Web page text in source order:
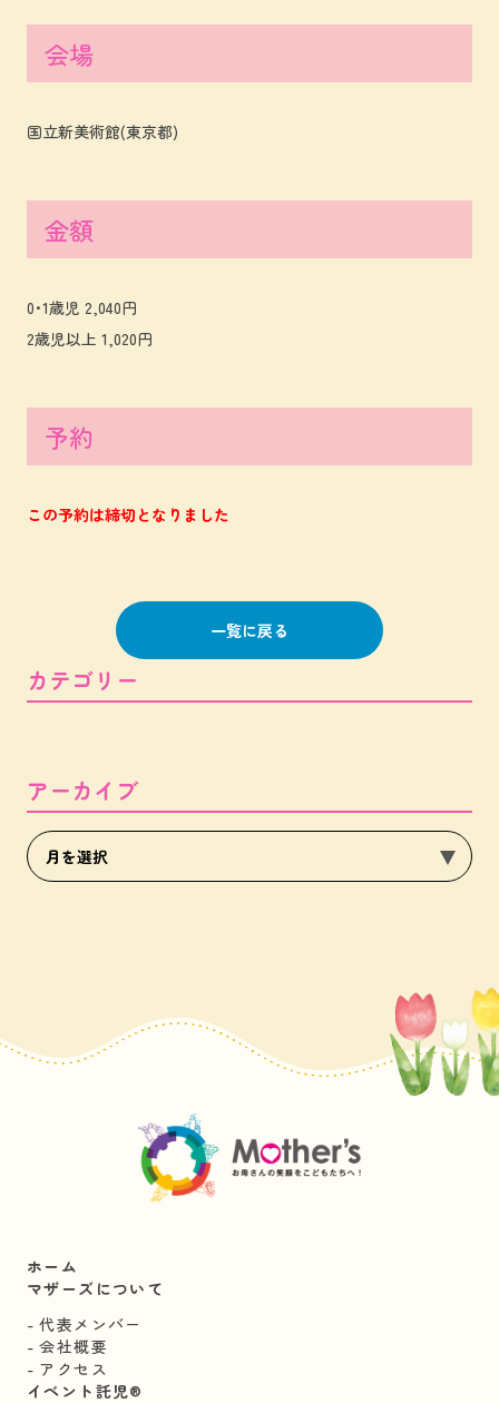
会場
国立新美術館(東京都)
金額
0･1歳児 2,040円
2歳児以上 1,020円
予約
この予約は締切となりました
一覧に戻る
カテゴリー
アーカイブ
ホーム
マザーズについて
代表メンバー
会社概要
アクセス
イベント託児®︎